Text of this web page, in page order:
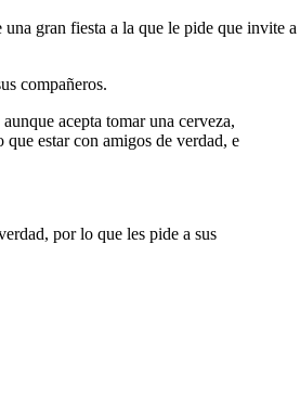
gran fiesta a la que le pide que invite a
compañeros.
acepta tomar una cerveza,
estar con amigos de verdad, e
por lo que les pide a sus